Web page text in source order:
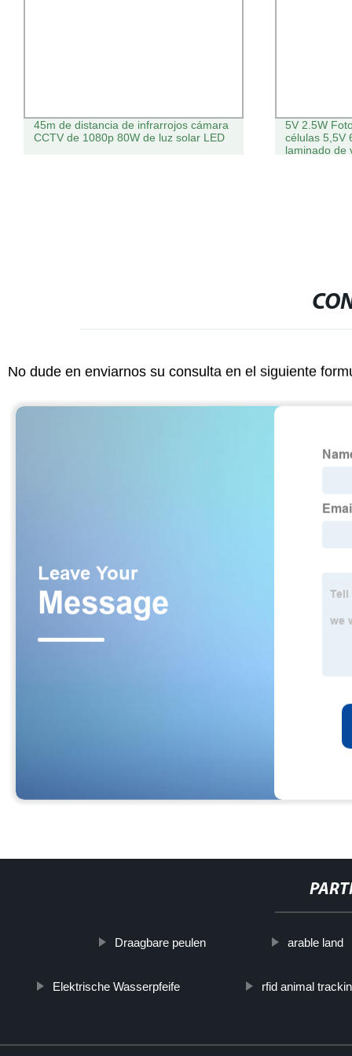
45m de distancia de infrarrojos cámara
CCTV de 1080p 80W de luz solar LED
5V 2.5W
células 5,5V
laminado de
No dude en enviarnos su consulta en el siguiente
Draagbare peulen arable land
Elektrische Wasserpfeife rfid animal